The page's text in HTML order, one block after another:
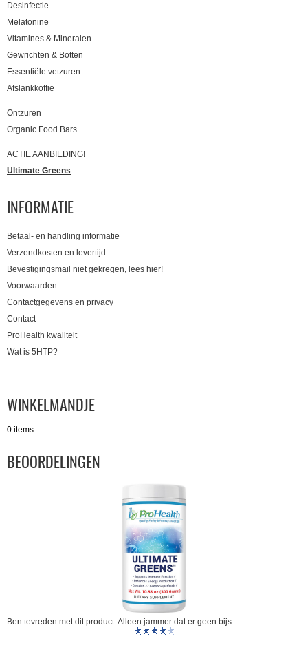
Desinfectie
Melatonine
Vitamines & Mineralen
Gewrichten & Botten
Essentiële vetzuren
Afslankkoffie
Ontzuren
Organic Food Bars
ACTIE AANBIEDING!
Ultimate Greens
INFORMATIE
Betaal- en handling informatie
Verzendkosten en levertijd
Bevestigingsmail niet gekregen, lees hier!
Voorwaarden
Contactgegevens en privacy
Contact
ProHealth kwaliteit
Wat is 5HTP?
WINKELMANDJE
0 items
BEOORDELINGEN
Ben tevreden met dit product. Alleen jammer dat er geen bijs ..